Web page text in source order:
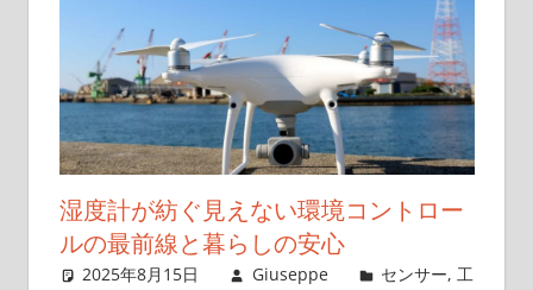
湿度計が紡ぐ見えない環境コントロー
ルの最前線と暮らしの安心
2025年8月15日 Giuseppe センサー,工